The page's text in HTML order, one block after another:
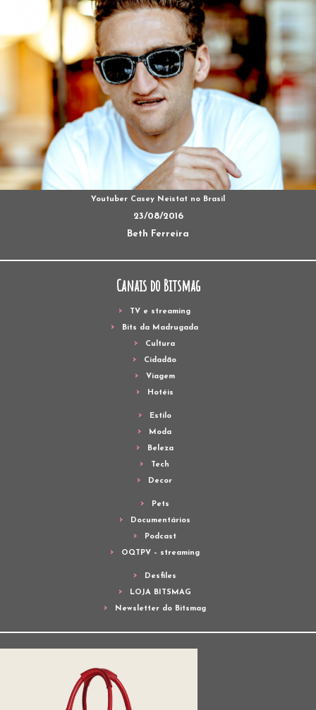
Youtuber Casey Neistat no Brasil
23/08/2016
Beth Ferreira
Canais do Bitsmag
TV e streaming
Bits da Madrugada
Cultura
Cidadão
Viagem
Hotéis
Estilo
Moda
Beleza
Tech
Decor
Pets
Documentários
Podcast
OQTPV – streaming
Desfiles
LOJA BITSMAG
Newsletter do Bitsmag